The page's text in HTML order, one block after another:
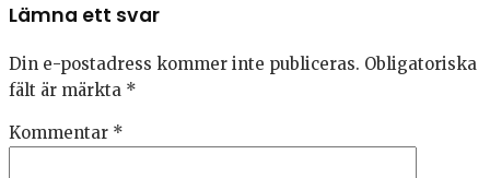
Lämna ett svar
Din e-postadress kommer inte publiceras. Obligatoriska
fält är märkta *
Kommentar *